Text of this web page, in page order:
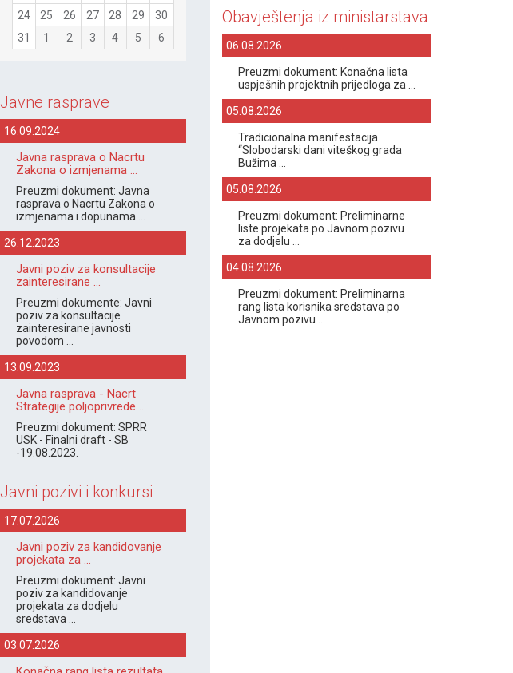
24
25 26 27 28 29
30
31
1 2 3 4 5 6
Javne rasprave
16.09.2024
Javna rasprava o Nacrtu
Zakona o izmjenama ...
Preuzmi dokument: Javna
rasprava o Nacrtu Zakona o
izmjenama i dopunama ...
26.12.2023
Javni poziv za konsultacije
zainteresirane ...
Preuzmi dokumente: Javni
poziv za konsultacije
zainteresirane javnosti
povodom ...
13.09.2023
Javna rasprava - Nacrt
Strategije poljoprivrede ...
Preuzmi dokument: SPRR
USK - Finalni draft - SB
-19.08.2023.
Javni pozivi i konkursi
17.07.2026
Javni poziv za kandidovanje
projekata za ...
Preuzmi dokument: Javni
poziv za kandidovanje
projekata za dodjelu
sredstava ...
03.07.2026
Obavještenja iz ministarstava
06.08.2026
Preuzmi dokument: Konačna lista
uspješnih projektnih prijedloga za ...
05.08.2026
Tradicionalna manifestacija
“Slobodarski dani viteškog grada
Bužima ...
05.08.2026
Preuzmi dokument: Preliminarne
liste projekata po Javnom pozivu
za dodjelu ...
04.08.2026
Preuzmi dokument: Preliminarna
rang lista korisnika sredstava po
Javnom pozivu ...